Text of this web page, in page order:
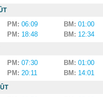
PM: 06:09 BM: 01:00
PM: 18:48 BM: 12:34
PM: 07:30 BM: 01:00
PM: 20:11 BM: 14:01